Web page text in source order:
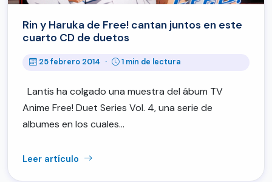
Rin y Haruka de Free! cantan juntos en este
cuarto CD de duetos
25 febrero 2014 · 1 min de lectura
Lantis ha colgado una muestra del ábum TV
Anime Free! Duet Series Vol. 4, una serie de
albumes en los cuales…
Leer artículo